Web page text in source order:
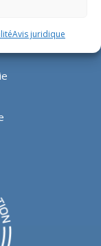
Avis juridique